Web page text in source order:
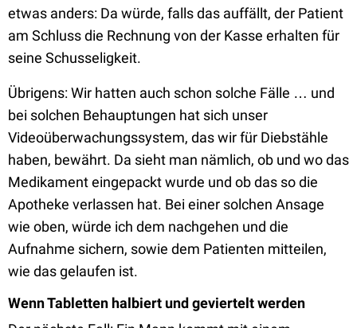
etwas anders: Da würde, falls das auffällt, der Patient
am Schluss die Rechnung von der Kasse erhalten für
seine Schusseligkeit.
Übrigens: Wir hatten auch schon solche Fälle … und
bei solchen Behauptungen hat sich unser
Videoüberwachungssystem, das wir für Diebstähle
haben, bewährt. Da sieht man nämlich, ob und wo das
Medikament eingepackt wurde und ob das so die
Apotheke verlassen hat. Bei einer solchen Ansage
wie oben, würde ich dem nachgehen und die
Aufnahme sichern, sowie dem Patienten mitteilen,
wie das gelaufen ist.
Wenn Tabletten halbiert und geviertelt werden